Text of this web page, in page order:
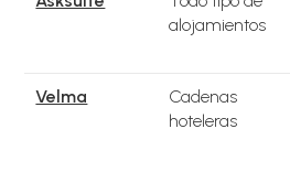
alojamientos
Velma
Cadenas
hoteleras